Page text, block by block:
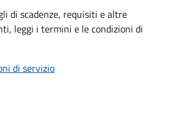
di scadenze, requisiti e altre
leggi i termini e le condizioni di
di servizio